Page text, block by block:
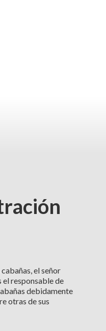
el señor
responsable de
debidamente
otras de sus